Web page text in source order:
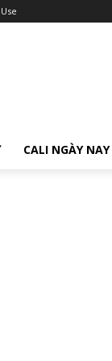
CALI NGÀY NAY